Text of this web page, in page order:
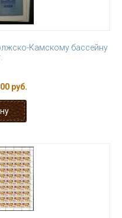
Камскому бассейну
руб.